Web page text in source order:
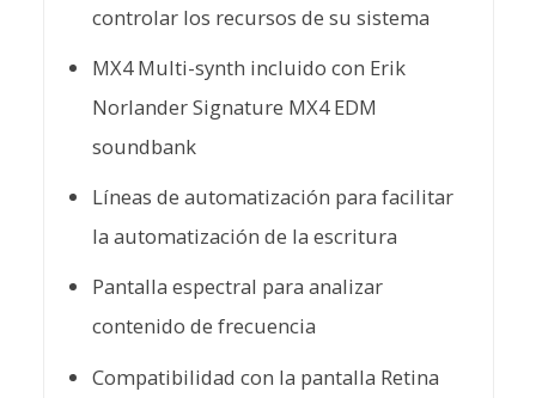
controlar los recursos de su sistema
MX4 Multi-synth incluido con Erik
Norlander Signature MX4 EDM
soundbank
Líneas de automatización para facilitar
la automatización de la escritura
Pantalla espectral para analizar
contenido de frecuencia
Compatibilidad con la pantalla Retina